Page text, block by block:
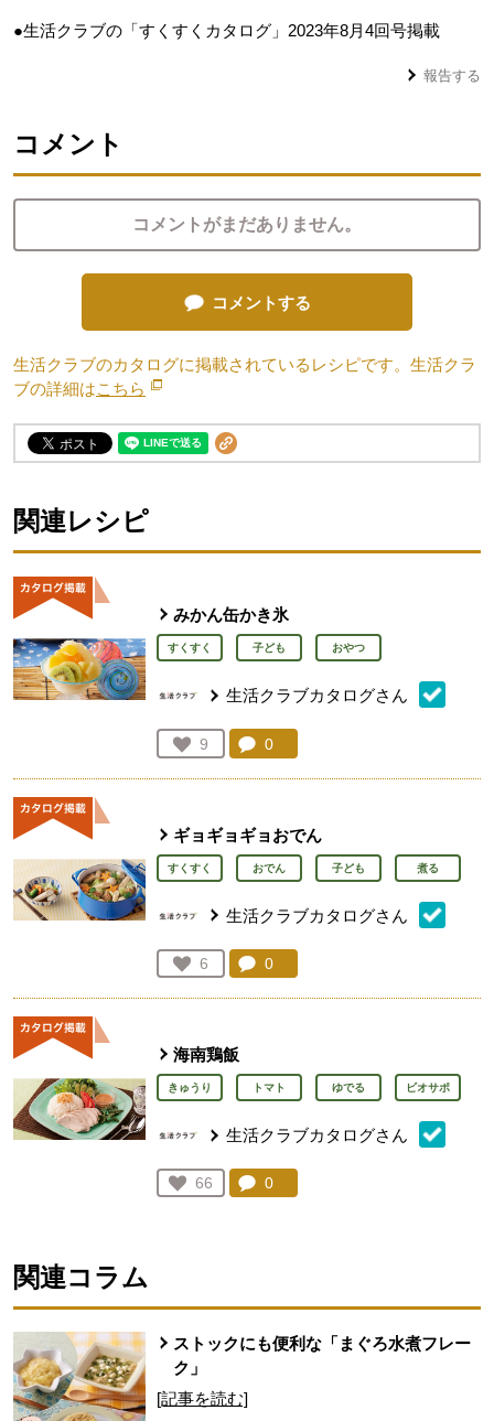
●生活クラブの「すくすくカタログ」2023年8月4回号掲載
報告する
コメント
コメントがまだありません。
コメントする
生活クラブのカタログに掲載されているレシピです。生活クラ
ブの詳細はこちら 別のウィンドウで開きます。
関連レシピ
みかん缶かき氷
すくすく 子ども おやつ
生活クラブカタログさん
お気に入り登録：
9
人が登録
コメント：
0
ギョギョギョおでん
すくすく おでん 子ども 煮る
生活クラブカタログさん
お気に入り登録：
6
人が登録
コメント：
0
海南鶏飯
きゅうり トマト ゆでる ビオサポ
生活クラブカタログさん
お気に入り登録：
66
人が登録
コメント：
0
関連コラム
ストックにも便利な「まぐろ水煮フレー
ク」
[記事を読む]